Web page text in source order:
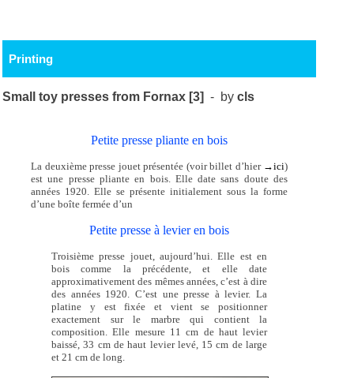
Printing
Small toy presses from Fornax [3] - bycls
Petite presse pliante en bois
La deuxième presse jouet présentée (voir billet d’hier →ici)
est une presse pliante en bois. Elle date sans doute des
années 1920. Elle se présente initialement sous la forme
d’une boîte fermée d’un
Petite presse à levier en bois
Troisième presse jouet, aujourd’hui. Elle est en
bois comme la précédente, et elle date
approximativement des mêmes années, c’est à dire
des années 1920. C’est une presse à levier. La
platine y est fixée et vient se positionner
exactement sur le marbre qui contient la
composition. Elle mesure 11 cm de haut levier
baissé, 33 cm de haut levier levé, 15 cm de large
et 21 cm de long.